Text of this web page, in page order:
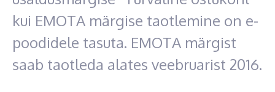
kui EMOTA märgise taotlemine on e-
poodidele tasuta. EMOTA märgist
saab taotleda alates veebruarist 2016.